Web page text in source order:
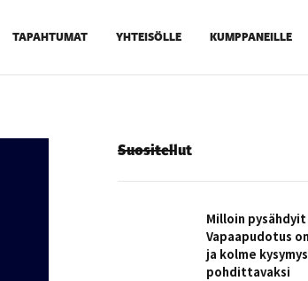
TAPAHTUMAT YHTEISÖLLE KUMPPANEILLE
Suositellut
Milloin
Vapaapudotus
ja kolme
pohdittavaksi